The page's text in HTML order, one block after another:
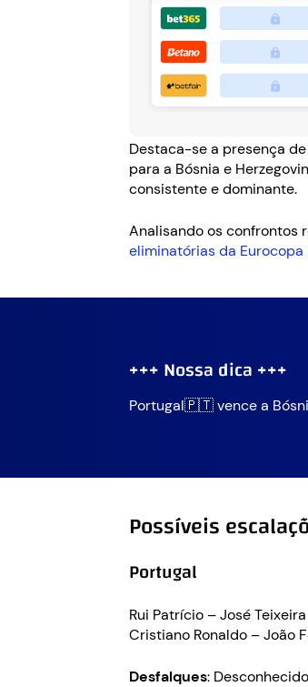
Destaca-se a presença
para a Bósnia e
consistente e dominante.
Analisando os confrontos
eliminatórias da
+++ Nossa dica +++
Portugal🇵🇹 vence a
Possíveis
Portugal
Rui Patrício – José
Cristiano Ronaldo – João
Desfalques: